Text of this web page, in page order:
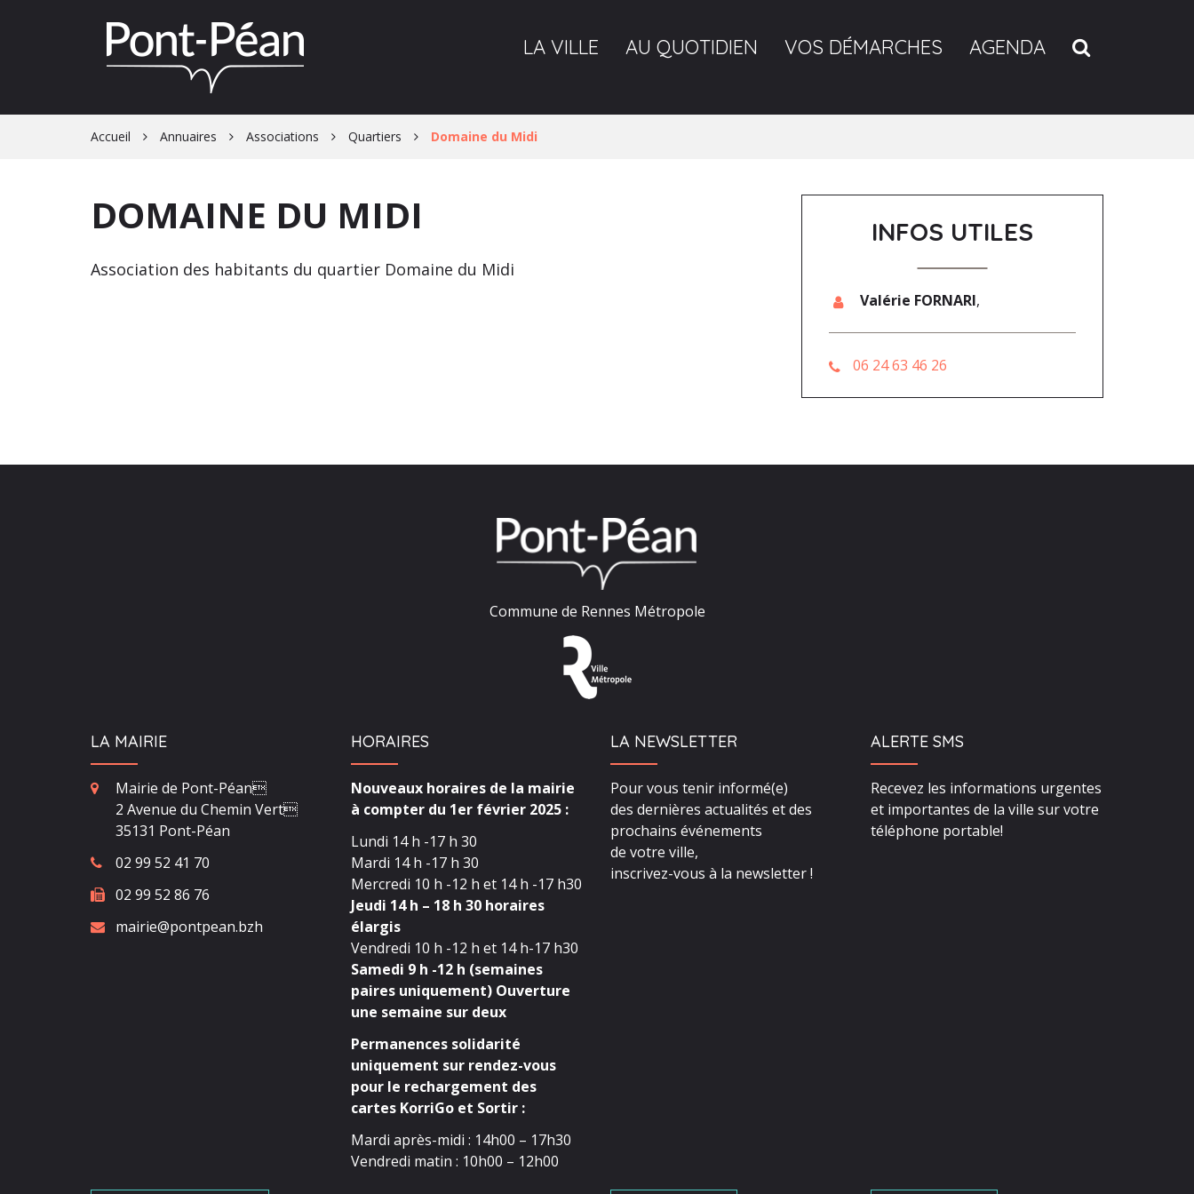
LA VILLE AU QUOTIDIEN VOS DÉMARCHES AGENDA
Accueil Annuaires Associations Quartiers Domaine du Midi
DOMAINE DU MIDI
Association des habitants du quartier Domaine du Midi
INFOS UTILES
Valérie FORNARI,
06 24 63 46 26
Commune de Rennes Métropole
LA MAIRIE
Mairie de Pont-Péan
2 Avenue du Chemin Vert
35131 Pont-Péan
02 99 52 41 70
02 99 52 86 76
mairie@pontpean.bzh
HORAIRES
Nouveaux horaires de la mairie
à compter du 1er février 2025 :
Lundi 14 h -17 h 30
Mardi 14 h -17 h 30
Mercredi 10 h -12 h et 14 h -17 h30
Jeudi 14 h – 18 h 30 horaires
élargis
Vendredi 10 h -12 h et 14 h-17 h30
Samedi 9 h -12 h (semaines
paires uniquement) Ouverture
une semaine sur deux
Permanences solidarité
uniquement sur rendez-vous
pour le rechargement des
cartes KorriGo et Sortir :
Mardi après-midi : 14h00 – 17h30
Vendredi matin : 10h00 – 12h00
LA NEWSLETTER
Pour vous tenir informé(e)
des dernières actualités et des
prochains événements
de votre ville,
inscrivez-vous à la newsletter !
ALERTE SMS
Recevez les informations urgentes
et importantes de la ville sur votre
téléphone portable!